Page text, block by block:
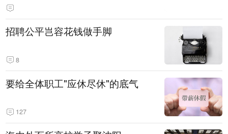
招聘公平岂容花钱做手脚
8
要给全体职工"应休尽休"的底气
127